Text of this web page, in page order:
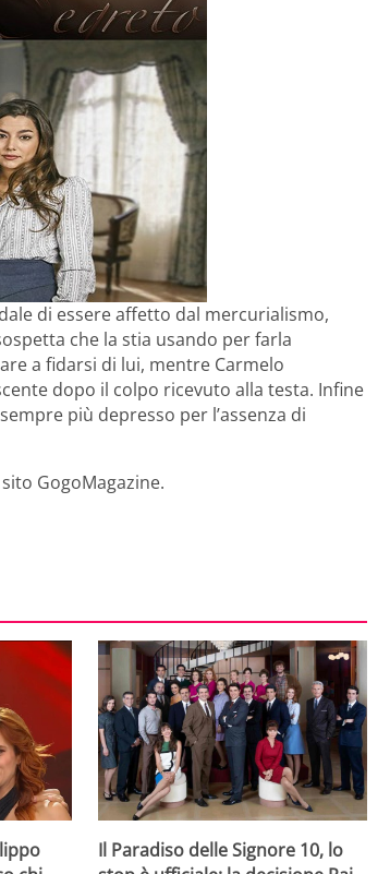
di essere affetto dal mercurialismo,
che la stia usando per farla
a fidarsi di lui, mentre Carmelo
dopo il colpo ricevuto alla testa. Infine
più depresso per l’assenza di
GogoMagazine.
Il Paradiso delle Signore 10, lo